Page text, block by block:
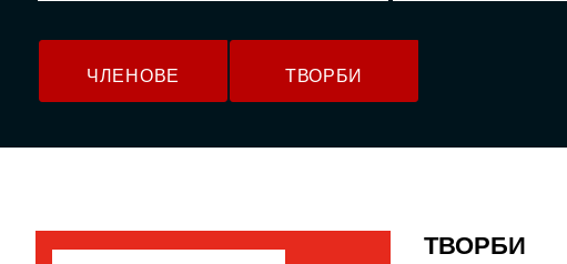
ЧЛЕНОВЕ ТВОРБИ
ТВОРБИ